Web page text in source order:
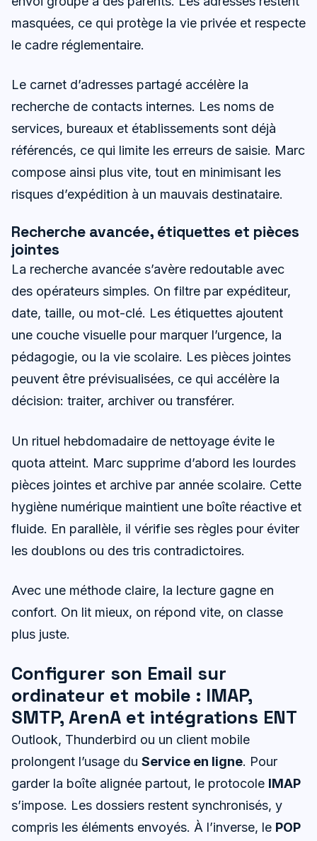
masquées, ce qui protège la vie privée et respecte
le cadre réglementaire.
Le carnet d’adresses partagé accélère la
recherche de contacts internes. Les noms de
services, bureaux et établissements sont déjà
référencés, ce qui limite les erreurs de saisie. Marc
compose ainsi plus vite, tout en minimisant les
risques d’expédition à un mauvais destinataire.
Recherche avancée, étiquettes et pièces
jointes
La recherche avancée s’avère redoutable avec
des opérateurs simples. On filtre par expéditeur,
date, taille, ou mot-clé. Les étiquettes ajoutent
une couche visuelle pour marquer l’urgence, la
pédagogie, ou la vie scolaire. Les pièces jointes
peuvent être prévisualisées, ce qui accélère la
décision: traiter, archiver ou transférer.
Un rituel hebdomadaire de nettoyage évite le
quota atteint. Marc supprime d’abord les lourdes
pièces jointes et archive par année scolaire. Cette
hygiène numérique maintient une boîte réactive et
fluide. En parallèle, il vérifie ses règles pour éviter
les doublons ou des tris contradictoires.
Avec une méthode claire, la lecture gagne en
confort. On lit mieux, on répond vite, on classe
plus juste.
Configurer son Email sur
ordinateur et mobile : IMAP,
SMTP, ArenA et intégrations ENT
Outlook, Thunderbird ou un client mobile
prolongent l’usage du Service en ligne. Pour
garder la boîte alignée partout, le protocole IMAP
s’impose. Les dossiers restent synchronisés, y
compris les éléments envoyés. À l’inverse, le POP